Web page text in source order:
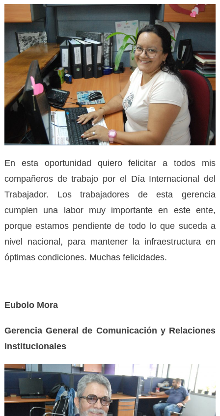
En esta oportunidad quiero felicitar a todos mis
compañeros de trabajo por el Día Internacional del
Trabajador. Los trabajadores de esta gerencia
cumplen una labor muy importante en este ente,
porque estamos pendiente de todo lo que suceda a
nivel nacional, para mantener la infraestructura en
óptimas condiciones. Muchas felicidades.
Eubolo Mora
Gerencia General de Comunicación y Relaciones
Institucionales